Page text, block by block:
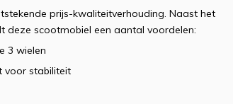
prijs-kwaliteitverhouding. Naast het
deze scootmobiel een aantal voordelen:
3 wielen
voor stabiliteit